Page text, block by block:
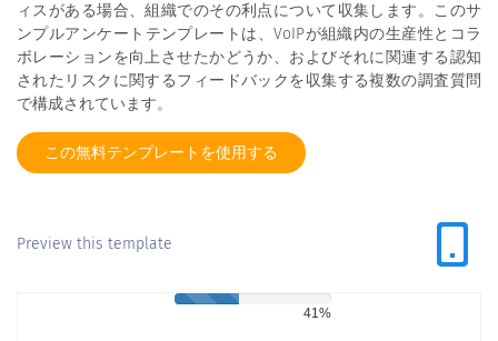
ィスがある場合、組織でのその利点について収集します。このサ
ンプルアンケートテンプレートは、VoIPが組織内の生産性とコラ
ボレーションを向上させたかどうか、およびそれに関連する認知
されたリスクに関するフィードバックを収集する複数の調査質問
で構成されています。
この無料テンプレートを使用する
Preview this template